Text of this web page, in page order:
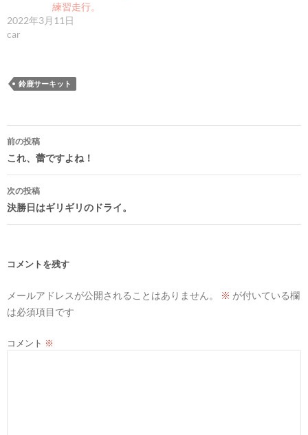
練習走行。
2022年3月11日
car
鈴鹿サーキット
投
稿
ナ
ビ
ゲ
シ
ン
前の投稿
これ、蕾ですよね！
次の投稿
決勝日はギリギリのドライ。
コメントを残す
メールアドレスが公開されることはありません。 ※ が付いている欄
は必須項目です
コメント ※